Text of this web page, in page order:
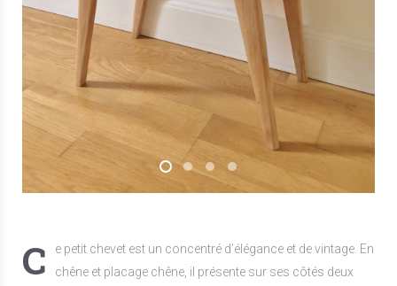
C
e petit chevet est un concentré d’élégance et de vintage. En
chêne et placage chêne, il présente sur ses côtés deux